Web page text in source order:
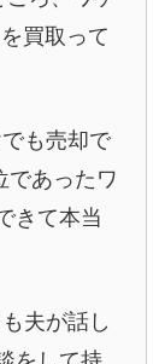
買取って
も売却で
であったワ
きて本当
夫が話し